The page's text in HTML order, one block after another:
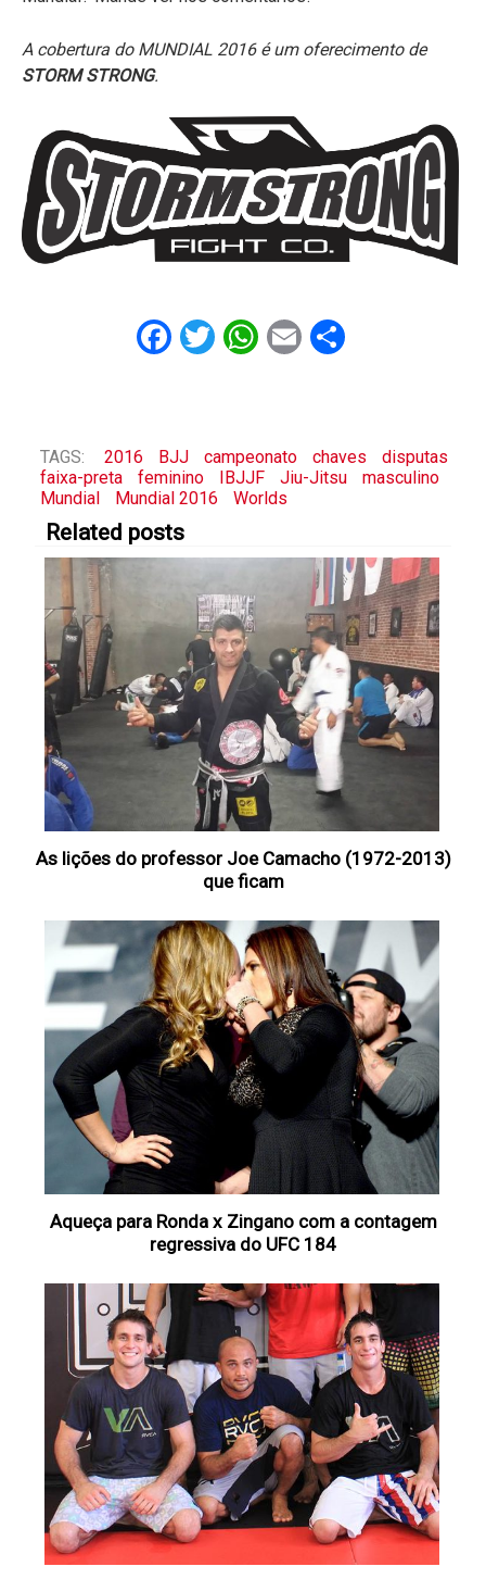
A cobertura do MUNDIAL 2016 é um oferecimento de
STORM STRONG.
Facebook
Twitter
WhatsApp
EmailShare
TAGS: 2016 BJJ campeonato chaves
disputas
faixa-preta
feminino IBJJF Jiu-Jitsu
masculino
Mundial
Mundial 2016 Worlds
Related posts
As lições do professor Joe Camacho (1972-2013)
que ficam
Aqueça para Ronda x Zingano com a contagem
regressiva do UFC 184